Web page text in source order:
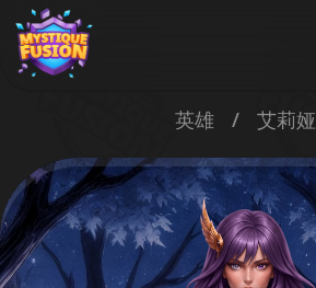
英雄 / 艾莉娅